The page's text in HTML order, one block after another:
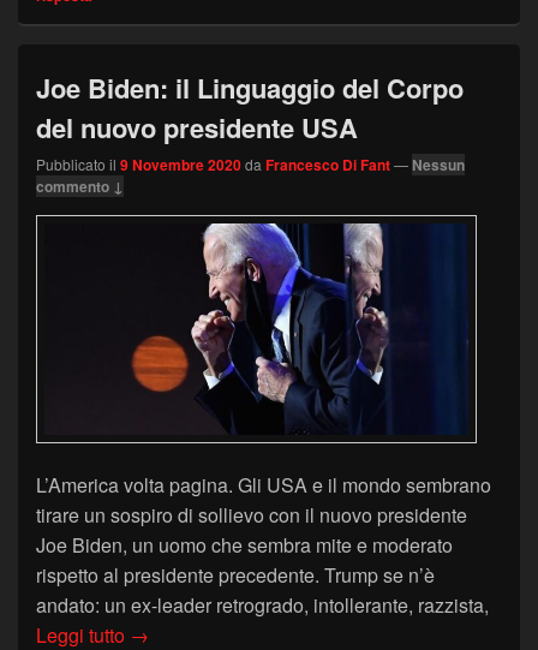
Joe Biden: il Linguaggio del Corpo
del nuovo presidente USA
Pubblicato il 9 Novembre 2020daFrancesco Di Fant— Nessun
commento ↓
L’America volta pagina. Gli USA e il mondo sembrano
tirare un sospiro di sollievo con il nuovo presidente
Joe Biden, un uomo che sembra mite e moderato
rispetto al presidente precedente. Trump se n’è
andato: un ex-leader retrogrado, intollerante, razzista,
Leggi tutto Joe Biden: il Linguaggio del Corpo del nuovo
→